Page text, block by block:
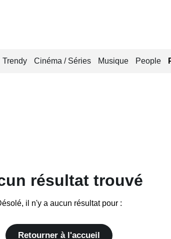
Trendy Cinéma / Séries Musique People
résultat trouvé
il n'y a aucun résultat pour :
Retourner à l'accueil